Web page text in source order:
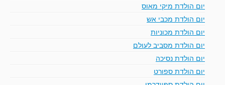
יום הולדת מיקי מאוס
יום הולדת מכבי אש
יום הולדת מכוניות
יום הולדת מסביב לעולם
יום הולדת נסיכה
יום הולדת ספורט